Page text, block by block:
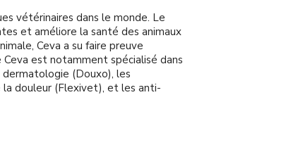
vétérinaires dans le monde. Le
et améliore la santé des animaux
Ceva a su faire preuve
est notamment spécialisé dans
(Douxo), les
douleur (Flexivet), et les anti-